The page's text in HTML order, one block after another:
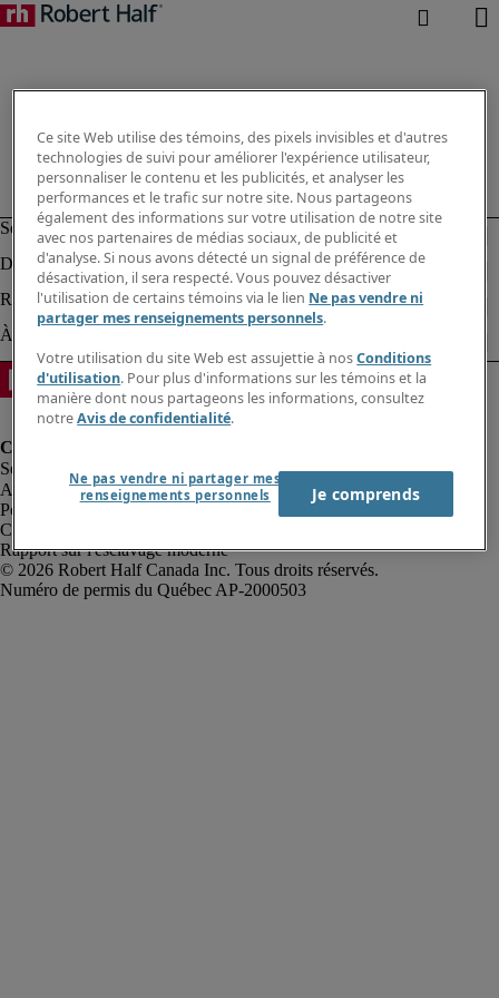
Alerte à la fraude
Politique de confidentialité
Conditions d’utilisation
Rapport sur l'esclavage moderne
Robert Half Canada Inc. Tous droits réservés.
Ce site Web utilise des témoins, des pixels invisibles et d'autres
technologies de suivi pour améliorer l'expérience utilisateur,
personnaliser le contenu et les publicités, et analyser les
performances et le trafic sur notre site. Nous partageons
également des informations sur votre utilisation de notre site
avec nos partenaires de médias sociaux, de publicité et
d'analyse. Si nous avons détecté un signal de préférence de
désactivation, il sera respecté. Vous pouvez désactiver
l'utilisation de certains témoins via le lien Ne pas vendre ni
partager mes renseignements personnels.
Votre utilisation du site Web est assujettie à nosConditions
d'utilisation. Pour plus d'informations sur les témoins et la
manière dont nous partageons les informations, consultez
notreAvis de confidentialité.
Ne pas vendre ni partager mes
renseignements personnels
Je comprends